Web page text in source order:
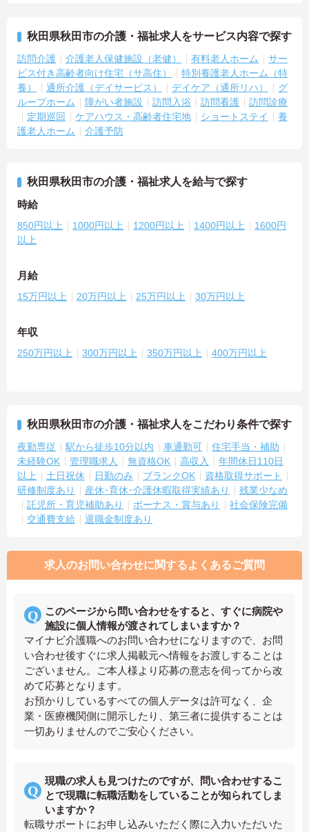
秋田県秋田市の介護・福祉求人をサービス内容で探す
訪問介護 介護老人保健施設（老健） 有料老人ホーム
サー
ビス付き高齢者向け住宅（サ高住）
特別養護老人ホーム（特
養）
通所介護（デイサービス） デイケア（通所リハ）
グ
ループホーム
障がい者施設 訪問入浴 訪問看護
訪問診療
定期巡回
ケアハウス・高齢者住宅地 ショートステイ
養
護老人ホーム
介護予防
秋田県秋田市の介護・福祉求人を給与で探す
時給
850円以上 1000円以上 1200円以上 1400円以上
1600円
以上
月給
15万円以上 20万円以上 25万円以上 30万円以上
年収
250万円以上 300万円以上 350万円以上 400万円以上
秋田県秋田市の介護・福祉求人をこだわり条件で探す
夜勤専従 駅から徒歩10分以内 車通勤可
住宅手当・補助
未経験OK
管理職求人 無資格OK 高収入
年間休日110日
以上
土日祝休 日勤のみ ブランクOK
資格取得サポート
研修制度あり
産休･育休･介護休暇取得実績あり
残業少なめ
託児所・育児補助あり
ボーナス・賞与あり
社会保険完備
交通費支給
退職金制度あり
求人のお問い合わせに関するよくあるご質問
このページから問い合わせをすると、すぐに病院や
施設に個人情報が渡されてしまいますか？
マイナビ介護職へのお問い合わせになりますので、お問
い合わせ後すぐに求人掲載元へ情報をお渡しすることは
ございません。ご本人様より応募の意志を伺ってから改
めて応募となります。
お預かりしているすべての個人データは許可なく、企
業・医療機関側に開示したり、第三者に提供することは
一切ありませんのでご安心ください。
現職の求人も見つけたのですが、問い合わせするこ
とで現職に転職活動をしていることが知られてしま
いますか？
転職サポートにお申し込みいただく際に入力いただいた